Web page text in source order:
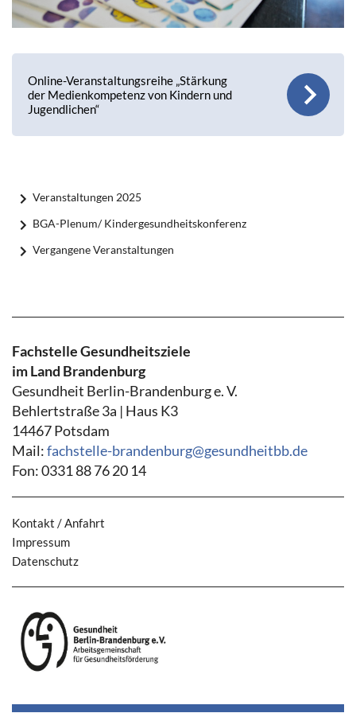
Online-Veranstaltungsreihe „Stärkung
der Medienkompetenz von Kindern und
Jugendlichen“
Veranstaltungen 2025
BGA-Plenum/ Kindergesundheitskonferenz
Vergangene Veranstaltungen
Fachstelle Gesundheitsziele
im Land Brandenburg
Gesundheit Berlin-Brandenburg e. V.
Behlertstraße 3a | Haus K3
14467 Potsdam
Mail:fachstelle-brandenburg@gesundheitbb.de
Fon: 0331 88 76 20 14
Kontakt / Anfahrt
Impressum
Datenschutz